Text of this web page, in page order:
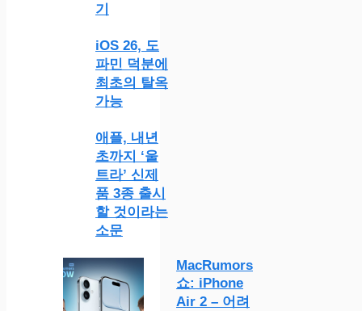
기
iOS 26, 도
파민 덕분에
최초의 탈옥
가능
애플, 내년
초까지 ‘울
트라’ 신제
품 3종 출시
할 것이라는
소문
MacRumors
쇼: iPhone
Air 2 – 어려